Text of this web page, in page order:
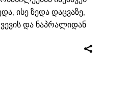
ისე ზედა დაცვაზე,
და ნაპრალიდან